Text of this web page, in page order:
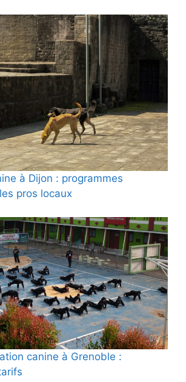
à Dijon : programmes
pros locaux
canine à Grenoble :